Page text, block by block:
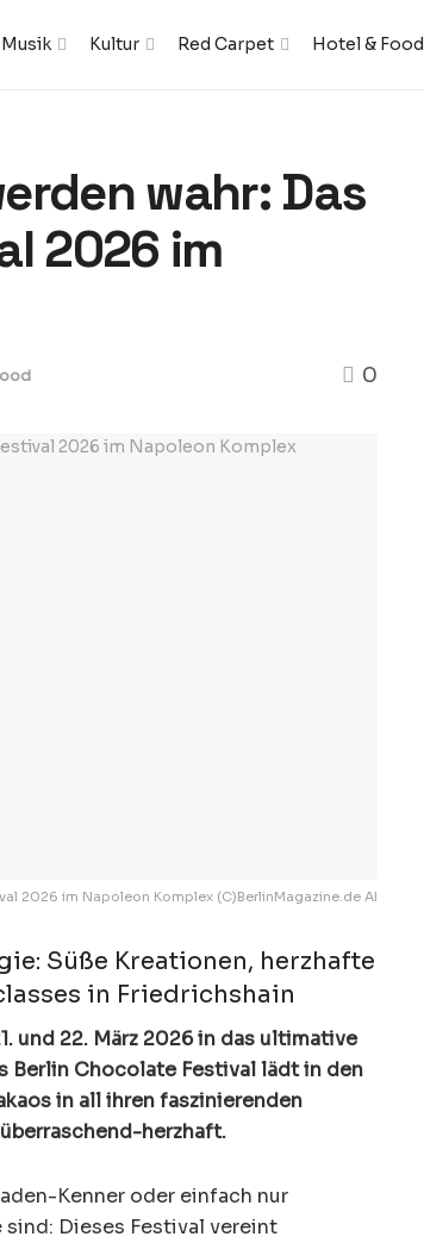
Musik Kultur Red Carpet Hotel & Food
wahr: Das
2026 im
0
2026 im Napoleon Komplex (C)BerlinMagazine.de AI
Süße Kreationen, herzhafte
in Friedrichshain
und 22. März 2026 in das ultimative
Berlin Chocolate Festival lädt in den
in all ihren faszinierenden
herzhaft.
Kenner oder einfach nur
Dieses Festival vereint